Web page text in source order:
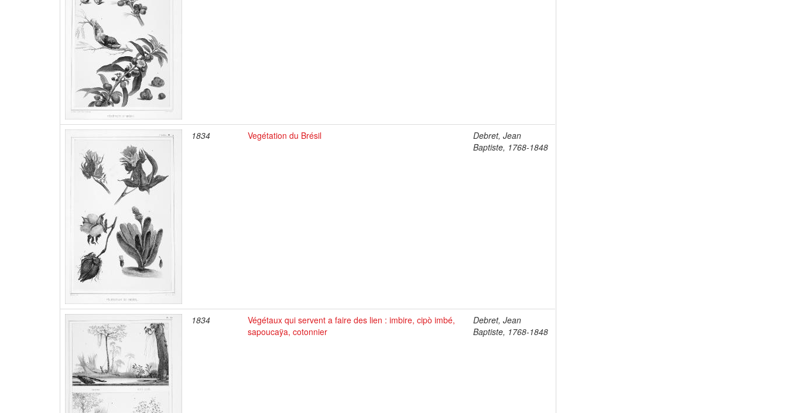
1834 Vegétation du Brésil
Debret, Jean
Baptiste, 1768-1848
1834
Végétaux qui servent a faire des lien : imbire, cipò imbé,
sapoucaÿa, cotonnier
Debret, Jean
Baptiste, 1768-1848